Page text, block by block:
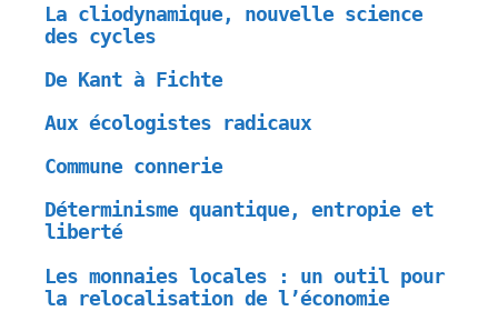
La cliodynamique, nouvelle science
des cycles
De Kant à Fichte
Aux écologistes radicaux
Commune connerie
Déterminisme quantique, entropie et
liberté
Les monnaies locales : un outil pour
la relocalisation de l’économie